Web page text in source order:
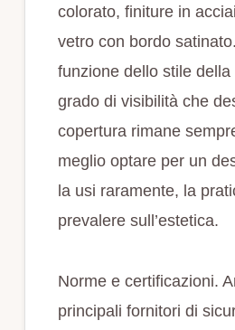
colorato, finiture in
vetro con bordo
funzione dello stile della
grado di visibilità che
copertura rimane
meglio optare per un
la usi raramente, la
prevalere sull’estetica.
Norme e certificazioni.
principali fornitori di